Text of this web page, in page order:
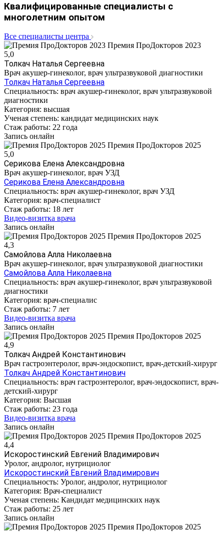
Квалифицированные специалисты с
многолетним опытом
Все специалисты центра
Премия ПроДокторов 2023
5,0
Толкач Наталья Сергеевна
Врач акушер-гинеколог, врач ультразвуковой диагностики
Толкач Наталья Сергеевна
Специальность: врач акушер-гинеколог, врач ультразвуковой
диагностики
Категория: высшая
Ученая степень: кандидат медицинских наук
Стаж работы: 22 года
Запись онлайн
Премия ПроДокторов 2025
5,0
Серикова Елена Александровна
Врач акушер-гинеколог, врач УЗД
Серикова Елена Александровна
Специальность: врач акушер-гинеколог, врач УЗД
Категория: врач-специалист
Стаж работы: 18 лет
Видео-визитка врача
Запись онлайн
Премия ПроДокторов 2025
4,3
Самойлова Алла Николаевна
Врач акушер-гинеколог, врач ультразвуковой диагностики
Самойлова Алла Николаевна
Специальность: врач акушер-гинеколог, врач ультразвуковой
диагностики
Категория: врач-специалис
Стаж работы: 7 лет
Видео-визитка врача
Запись онлайн
Премия ПроДокторов 2025
4,9
Толкач Андрей Константинович
Врач гастроэнтеролог, врач-эндоскопист, врач-детский-хирург
Толкач Андрей Константинович
Специальность: врач гастроэнтеролог, врач-эндоскопист, врач-
детский-хирург
Категория: Высшая
Стаж работы: 23 года
Видео-визитка врача
Запись онлайн
Премия ПроДокторов 2025
4,4
Искоростинский Евгений Владимирович
Уролог, андролог, нутрициолог
Искоростинский Евгений Владимирович
Специальность: Уролог, андролог, нутрициолог
Категория: Врач-специалист
Ученая степень: Кандидат медицинских наук
Стаж работы: 25 лет
Запись онлайн
Премия ПроДокторов 2025